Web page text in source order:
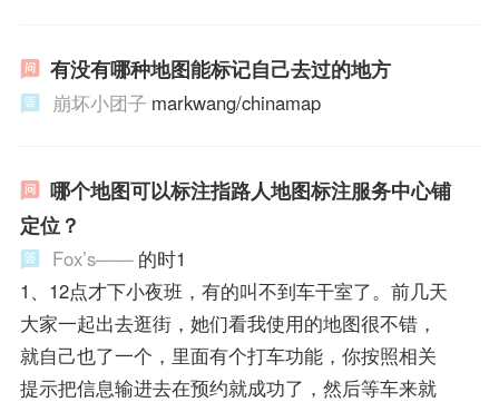
有没有哪种地图能标记自己去过的地方
崩坏小团子 markwang/chinamap
哪个地图可以标注指路人地图标注服务中心铺
定位？
Fox’s—— 的时1
1、12点才下小夜班，有的叫不到车干室了。前几天
大家一起出去逛街，她们看我使用的地图很不错，
就自己也了一个，里面有个打车功能，你按照相关
提示把信息输进去在预约就成功了，然后等车来就